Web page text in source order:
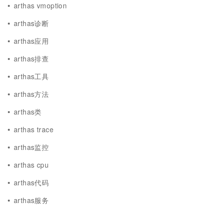
arthas vmoption
arthas诊断
arthas应用
arthas排查
arthas工具
arthas方法
arthas类
arthas trace
arthas监控
arthas cpu
arthas代码
arthas服务